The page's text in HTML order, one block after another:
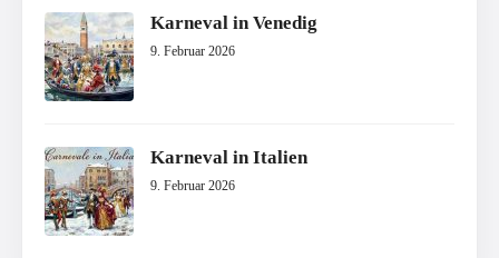
Karneval in Venedig
9. Februar 2026
Karneval in Italien
9. Februar 2026